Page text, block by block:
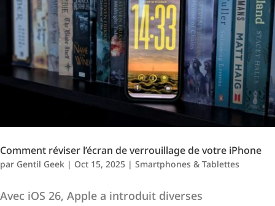
Comment réviser l’écran de verrouillage de votre iPhone
par Gentil Geek | Oct 15, 2025 | Smartphones & Tablettes
Avec iOS 26, Apple a introduit diverses